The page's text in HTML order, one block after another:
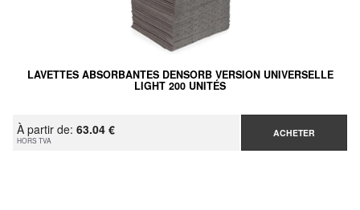
LAVETTES ABSORBANTES DENSORB VERSION UNIVERSELLE
LIGHT 200 UNITÉS
À partir de: 63.04 €
HORS TVA
ACHETER